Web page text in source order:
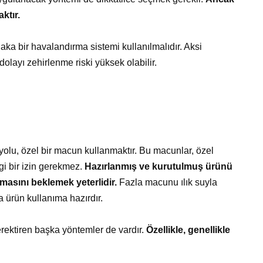
bir havalandırma sistemi kullanılmalıdır. Aksi
zehirlenme riski yüksek olabilir.
özel bir macun kullanmaktır. Bu macunlar, özel
bir izin gerekmez. Hazırlanmış ve kurutulmuş ürünü
beklemek yeterlidir. Fazla macunu ılık suyla
kullanıma hazırdır.
başka yöntemler de vardır. Özellikle, genellikle